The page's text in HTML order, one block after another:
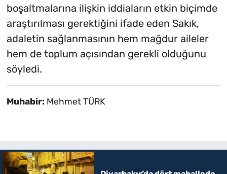
boşaltmalarına ilişkin iddiaların etkin biçimde
araştırılması gerektiğini ifade eden Sakık,
adaletin sağlanmasının hem mağdur aileler
hem de toplum açısından gerekli olduğunu
söyledi.
Muhabir: Mehmet TÜRK